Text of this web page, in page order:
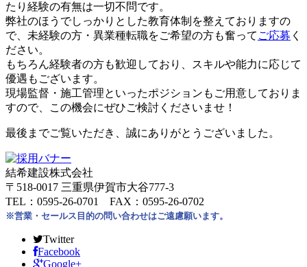
たり経験の有無は一切不問です。
弊社のほうでしっかりとした教育体制を整えておりますの
で、未経験の方・異業種転職をご希望の方も奮って ご応募 く
ださい。
もちろん経験者の方も歓迎しており、スキルや能力に応じて
優遇もございます。
現場監督・施工管理といったポジションもご用意しておりま
すので、この機会にぜひご検討くださいませ！
最後までご覧いただき、誠にありがとうございました。
結希建設株式会社
〒518-0017 三重県伊賀市大谷777-3
TEL：0595-26-0701 FAX：0595-26-0702
※営業・セールス目的の問い合わせはご遠慮願います。
Twitter
Facebook
Google+